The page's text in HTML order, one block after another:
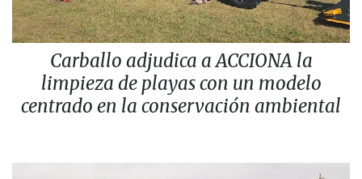
Carballo adjudica a ACCIONA la
limpieza de playas con un modelo
centrado en la conservación ambiental